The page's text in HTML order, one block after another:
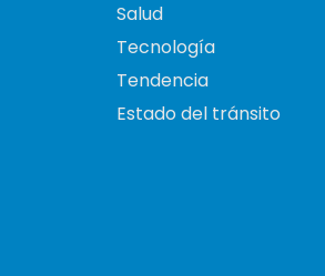
Salud
Tecnología
Tendencia
Estado del tránsito